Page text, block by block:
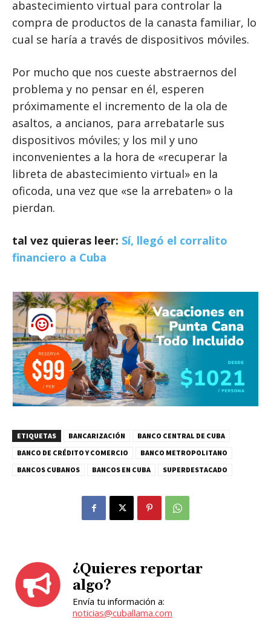
abastecimiento virtual para controlar la
compra de productos de la canasta familiar, lo
cual se haría a través de dispositivos móviles.
Por mucho que nos cueste abstraernos del
problema y no pensar en él, esperen
próximamente el incremento de la ola de
asaltos, a ancianos, para arrebatarle sus
dispositivos móviles; y los mil y uno
inconvenientes a la hora de «recuperar la
libreta de abastecimiento virtual» en la
oficoda, una vez que «se la arrebaten» o la
pierdan.
tal vez quieras leer: Sí, llegó el corralito
financiero a Cuba
ETIQUETAS BANCARIZACIÓN
BANCO CENTRAL DE CUBA
BANCO DE CRÉDITO Y COMERCIO
BANCO METROPOLITANO
BANCOS CUBANOS
BANCOS EN CUBA SUPERDESTACADO
¿Quieres reportar
algo?
Envía tu información a:
noticias@cuballama.com